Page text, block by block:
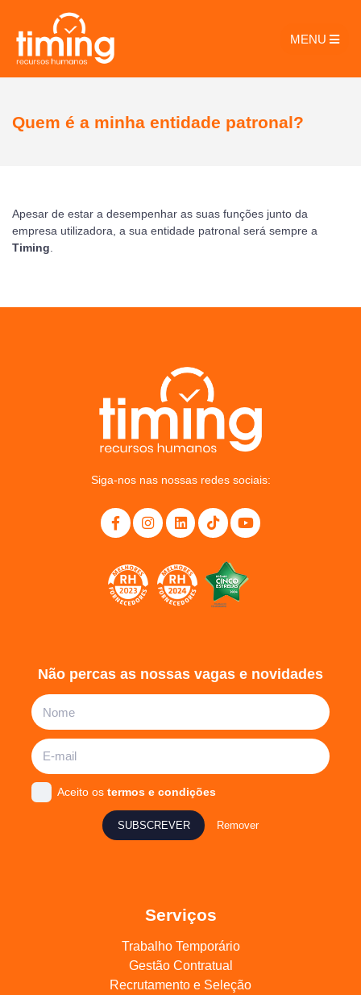
MENU
Quem é a minha entidade patronal?
Apesar de estar a desempenhar as suas funções junto da
empresa utilizadora, a sua entidade patronal será sempre a
Timing
Siga-nos nas nossas redes sociais:
Serviços
Trabalho Temporário
Gestão Contratual
Recrutamento e Seleção
Não percas as nossas vagas e novidades
Aceito ostermos e condições
SUBSCREVER Remover